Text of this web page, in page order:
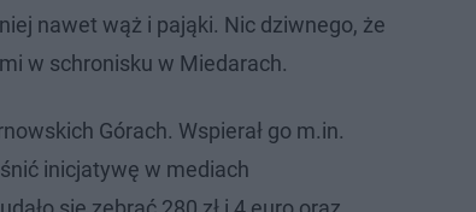
nawet wąż i pająki. Nic dziwnego, że
w schronisku w Miedarach.
Górach. Wspierał go m.in.
inicjatywę w mediach